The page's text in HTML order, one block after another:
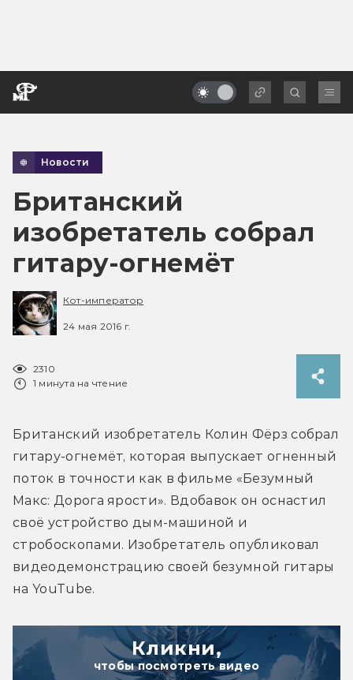
Новости
Британский
изобретатель собрал
гитару-огнемёт
Кот-император
24 мая 2016 г.
2310
1 минута на чтение
Британский изобретатель Колин Фёрз собрал
гитару-огнемёт, которая выпускает огненный
поток в точности как в фильме «Безумный
Макс: Дорога ярости». Вдобавок он оснастил
своё устройство дым-машиной и
стробоскопами. Изобретатель опубликовал
видеодемонстрацию своей безумной гитары
на YouTube.
Кликни,
чтобы посмотреть видео